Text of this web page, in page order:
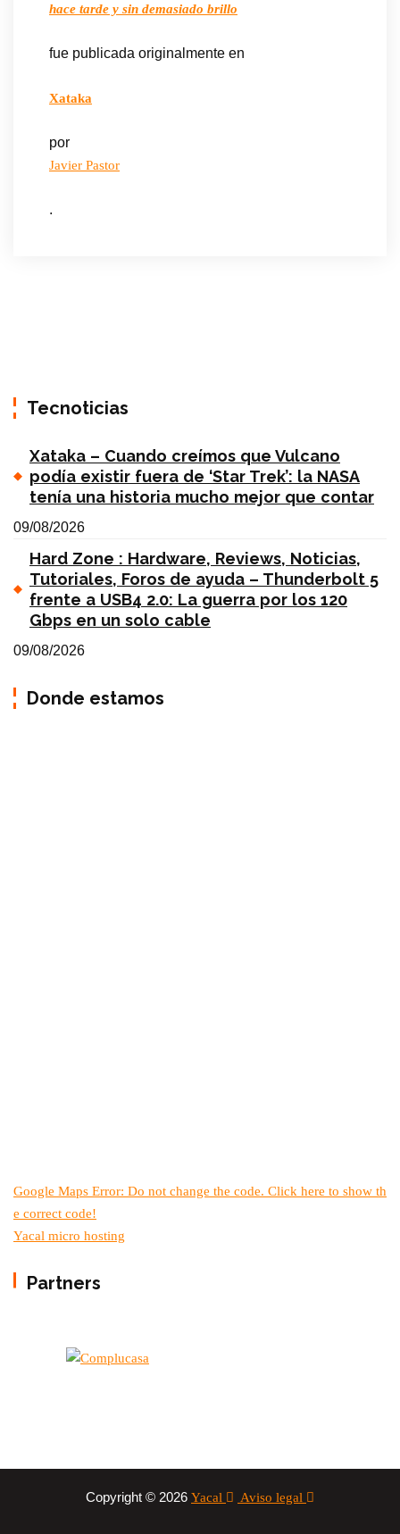
hace tarde y sin demasiado brillo
fue publicada originalmente en
Xataka
por
Javier Pastor
.
Tecnoticias
Xataka – Cuando creímos que Vulcano
podía existir fuera de ‘Star Trek’: la NASA
tenía una historia mucho mejor que contar
09/08/2026
Hard Zone : Hardware, Reviews, Noticias,
Tutoriales, Foros de ayuda – Thunderbolt 5
frente a USB4 2.0: La guerra por los 120
Gbps en un solo cable
09/08/2026
Donde estamos
Google Maps Error: Do not change the code. Click here to show th
e correct code!
Yacal micro hosting
Partners
Copyright © 2026 Yacal Aviso legal